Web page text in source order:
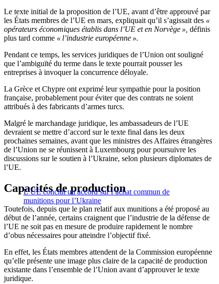
Le texte initial de la proposition de l’UE, avant d’être approuvé par
les États membres de l’UE en mars, expliquait qu’il s’agissait des «
opérateurs économiques établis dans l’UE et en Norvège », définis
plus tard comme « l’industrie européenne ».
Pendant ce temps, les services juridiques de l’Union ont souligné
que l’ambiguïté du terme dans le texte pourrait pousser les
entreprises à invoquer la concurrence déloyale.
La Grèce et Chypre ont exprimé leur sympathie pour la position
française, probablement pour éviter que des contrats ne soient
attribués à des fabricants d’armes turcs.
Malgré le marchandage juridique, les ambassadeurs de l’UE
devraient se mettre d’accord sur le texte final dans les deux
prochaines semaines, avant que les ministres des Affaires étrangères
de l’Union ne se réunissent à Luxembourg pour poursuivre les
discussions sur le soutien à l’Ukraine, selon plusieurs diplomates de
l’UE.
L’UE conclut un accord sur l’achat commun de
munitions pour l’Ukraine
Capacités de production
Toutefois, depuis que le plan relatif aux munitions a été proposé au
début de l’année, certains craignent que l’industrie de la défense de
l’UE ne soit pas en mesure de produire rapidement le nombre
d’obus nécessaires pour atteindre l’objectif fixé.
En effet, les États membres attendent de la Commission européenne
qu’elle présente une image plus claire de la capacité de production
existante dans l’ensemble de l’Union avant d’approuver le texte
juridique.